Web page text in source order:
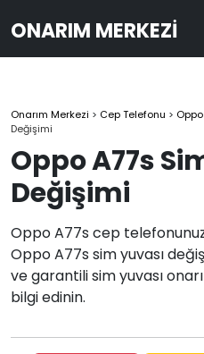
ONARIM MERKEZI
Onarım Merkezi > Cep Telefonu > Oppo
Değişimi
Oppo A77s
Değişimi
Oppo A77s cep
Oppo A77s sim yuvası
ve garantili sim yuvası
bilgi edinin.